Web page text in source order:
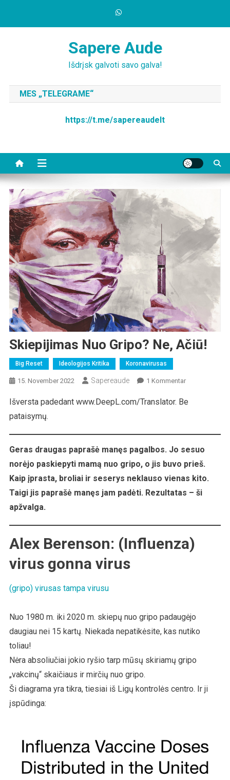
Sapere Aude
Išdrįsk galvoti savo galva!
MES „TELEGRAME“
https://t.me/sapereaudelt
Skiepijimas Nuo Gripo? Ne, Ačiū!
Big Reset Ideologijos Kritika Koronavirusas
15. November 2022 Sapereaude 1 KommentarZu
Nuo
Išversta padedant www.DeepL.com/Translator. Be
pataisymų.
Geras draugas paprašė manęs pagalbos. Jo sesuo
norėjo paskiepyti mamą nuo gripo, o jis buvo prieš.
Kaip įprasta, broliai ir seserys neklauso vienas kito.
Taigi jis paprašė manęs jam padėti. Rezultatas – ši
apžvalga.
Alex Berenson: (Influenza)
virus gonna virus
(gripo) virusas tampa virusu
Nuo 1980 m. iki 2020 m. skiepų nuo gripo padaugėjo
daugiau nei 15 kartų. Niekada nepatikėsite, kas nutiko
toliau!
Nėra absoliučiai jokio ryšio tarp mūsų skiriamų gripo
„vakcinų“ skaičiaus ir mirčių nuo gripo.
Ši diagrama yra tikra, tiesiai iš Ligų kontrolės centro. Ir ji
įspūdinga: